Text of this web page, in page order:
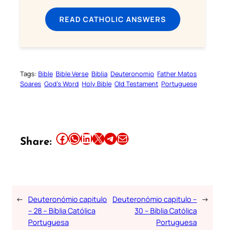
READ CATHOLIC ANSWERS
Tags: Bible Bible Verse Biblia Deuteronomio Father Matos
Soares God’s Word Holy Bible Old Testament Portuguese
Share: Share this article on Facebook Share this article on WhatsApp Share this article on LinkedIn Share this article on X Share this article on TelegramEmail this Article
← Deuteronómio capitulo
– 28 – Bíblia Católica
Portuguesa
Deuteronómio capitulo –
30 – Bíblia Católica
Portuguesa
→